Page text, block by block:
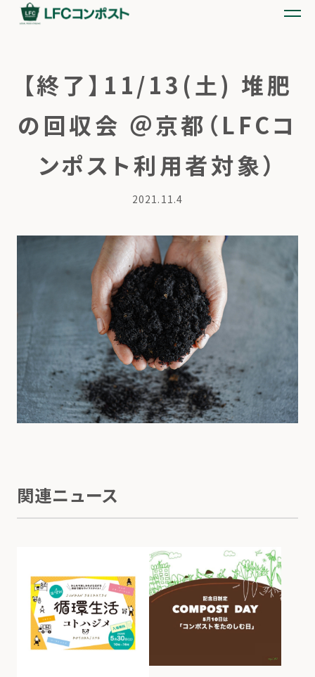
【終了】11/13(土) 堆肥
の回収会 ＠京都（LFCコ
ンポスト利用者対象）
2021.11.4
関連ニュース